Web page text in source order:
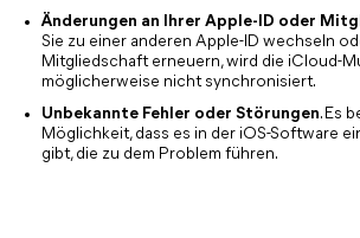
Änderungen an Ihrer Apple-ID oder
Sie zu einer anderen Apple-ID wechseln
Mitgliedschaft erneuern, wird die iCloud-
möglicherweise nicht synchronisiert.
Unbekannte Fehler oder Störungen. Es
Möglichkeit, dass es in der iOS-Software
gibt, die zu dem Problem führen.